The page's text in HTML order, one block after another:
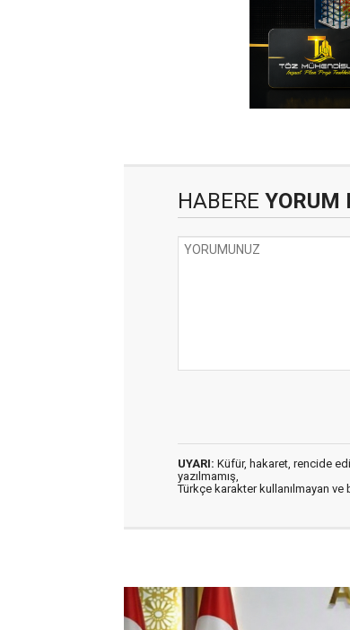
HABERE YORUM
UYARI: Küfür, hakaret, rencide
yazılmamış,
Türkçe karakter kullanılmayan ve